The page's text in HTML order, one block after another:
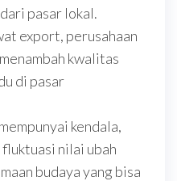
pasar lokal.
export, perusahaan
kwalitas
di pasar
kendala,
nilai ubah
budaya yang bisa